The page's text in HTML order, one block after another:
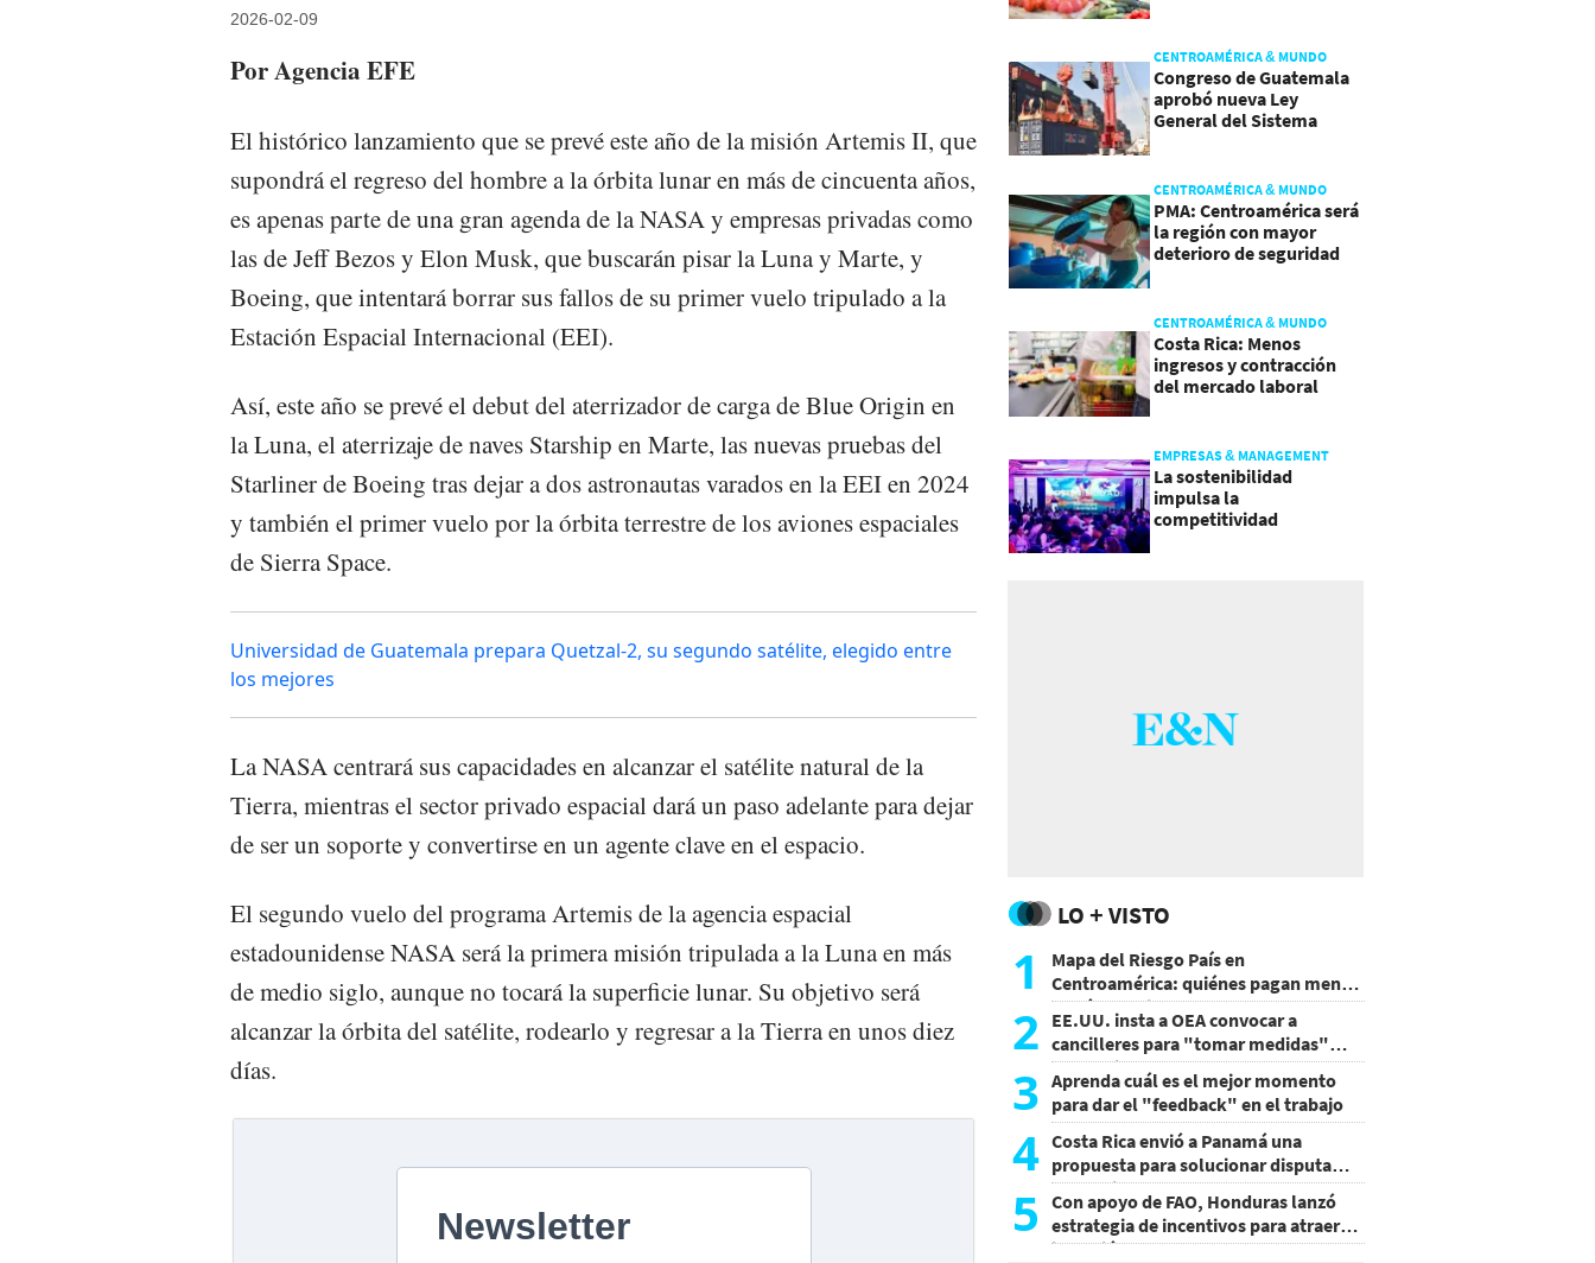
2026-02-09
Por Agencia EFE
El histórico lanzamiento que se prevé este año de la misión Artemis II, que
supondrá el regreso del hombre a la órbita lunar en más de cincuenta años,
es apenas parte de una gran agenda de la NASA y empresas privadas como
las de Jeff Bezos y Elon Musk, que buscarán pisar la Luna y Marte, y
Boeing, que intentará borrar sus fallos de su primer vuelo tripulado a la
Estación Espacial Internacional (EEI).
Así, este año se prevé el debut del aterrizador de carga de Blue Origin en
la Luna, el aterrizaje de naves Starship en Marte, las nuevas pruebas del
Starliner de Boeing tras dejar a dos astronautas varados en la EEI en 2024
y también el primer vuelo por la órbita terrestre de los aviones espaciales
de Sierra Space.
Universidad de Guatemala prepara Quetzal-2, su segundo satélite, elegido entre
los mejores
La NASA centrará sus capacidades en alcanzar el satélite natural de la
Tierra, mientras el sector privado espacial dará un paso adelante para dejar
de ser un soporte y convertirse en un agente clave en el espacio.
El segundo vuelo del programa Artemis de la agencia espacial
estadounidense NASA será la primera misión tripulada a la Luna en más
de medio siglo, aunque no tocará la superficie lunar. Su objetivo será
alcanzar la órbita del satélite, rodearlo y regresar a la Tierra en unos diez
días.
CENTROAMÉRICA & MUNDO
Congreso de Guatemala
aprobó nueva Ley
General del Sistema
CENTROAMÉRICA & MUNDO
PMA: Centroamérica será
la región con mayor
deterioro de seguridad
CENTROAMÉRICA & MUNDO
Costa Rica: Menos
ingresos y contracción
del mercado laboral
EMPRESAS & MANAGEMENT
La sostenibilidad
impulsa la
competitividad
LO + VISTO
1
Mapa del Riesgo País en
Centroamérica: quiénes pagan menos
y cuáles mejoraron
2 EE.UU. insta a OEA convocar a
cancilleres para "tomar medidas"
sobre Nicaragua
3 Aprenda cuál es el mejor momento
para dar el "feedback" en el trabajo
4 Costa Rica envió a Panamá una
propuesta para solucionar disputa
comercial
5
Con apoyo de FAO, Honduras lanzó
estrategia de incentivos para atraer
inversión al agro